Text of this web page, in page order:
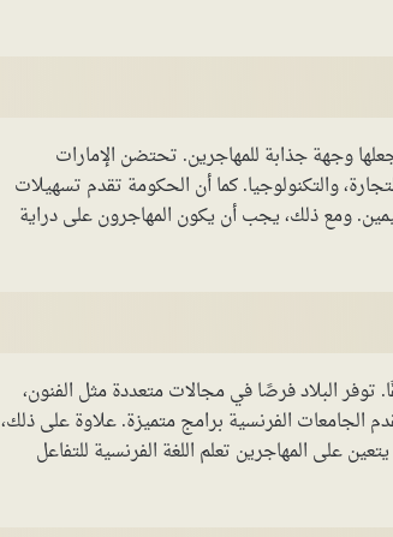
وجهة جذابة للمهاجرين. تحتضن الإمارات
والتكنولوجيا. كما أن الحكومة تقدم تسهيلات
ومع ذلك، يجب أن يكون المهاجرون على دراية
البلاد فرصًا في مجالات متعددة مثل الفنون،
الجامعات الفرنسية برامج متميزة. علاوة على ذلك،
على المهاجرين تعلم اللغة الفرنسية للتفاعل